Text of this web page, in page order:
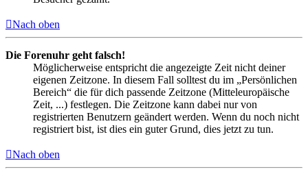
Nach oben
Die Forenuhr geht falsch!
Möglicherweise entspricht die angezeigte Zeit nicht deiner
eigenen Zeitzone. In diesem Fall solltest du im „Persönlichen
Bereich“ die für dich passende Zeitzone (Mitteleuropäische
Zeit, ...) festlegen. Die Zeitzone kann dabei nur von
registrierten Benutzern geändert werden. Wenn du noch nicht
registriert bist, ist dies ein guter Grund, dies jetzt zu tun.
Nach oben